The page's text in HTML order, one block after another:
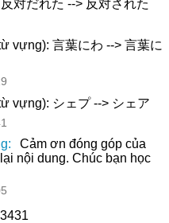
対だれた --> 反対された
vựng): 言葉にわ --> 言葉に
vựng): シェプ --> シェア
Cảm ơn đóng góp của
nội dung. Chúc bạn học